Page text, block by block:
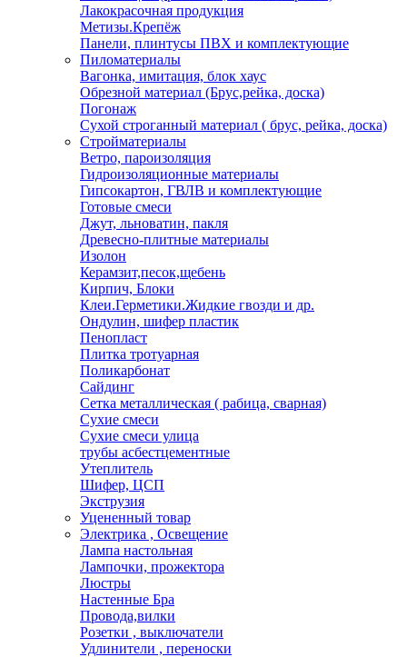
Лакокрасочная продукция
Метизы.Крепёж
Панели, плинтусы ПВХ и комплектующие
Пиломатериалы
Вагонка, имитация, блок хаус
Обрезной материал (Брус,рейка, доска)
Погонаж
Сухой строганный материал ( брус, рейка, доска)
Стройматериалы
Ветро, пароизоляция
Гидроизоляционные материалы
Гипсокартон, ГВЛВ и комплектующие
Готовые смеси
Джут, льноватин, пакля
Древесно-плитные материалы
Изолон
Керамзит,песок,щебень
Кирпич, Блоки
Клеи.Герметики.Жидкие гвозди и др.
Ондулин, шифер пластик
Пенопласт
Плитка тротуарная
Поликарбонат
Сайдинг
Сетка металлическая ( рабица, сварная)
Сухие смеси
Сухие смеси улица
трубы асбестцементные
Утеплитель
Шифер, ЦСП
Экструзия
Уцененный товар
Электрика , Освещение
Лампа настольная
Лампочки, прожектора
Люстры
Настенные Бра
Провода,вилки
Розетки , выключатели
Удлинители , переноски